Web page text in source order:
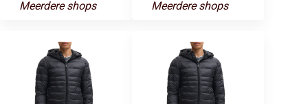
Meerdere shops
Meerdere shops